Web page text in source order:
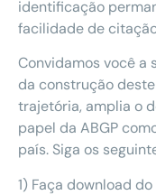
identificação
facilidade de
Convidamos você
da construção
trajetória, amplia o
papel da ABGP
país. Siga os
1) Faça download